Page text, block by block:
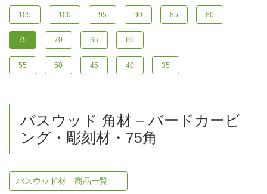
105 100 95 90 85 80
75 70 65 60
55 50 45 40 35
バスウッド 角材 – バードカービ
ング・彫刻材・75角
バスウッド材 商品一覧